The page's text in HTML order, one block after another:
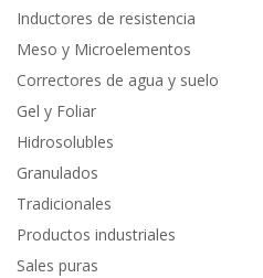
Inductores de resistencia
Meso y Microelementos
Correctores de agua y suelo
Gel y Foliar
Hidrosolubles
Granulados
Tradicionales
Productos industriales
Sales puras